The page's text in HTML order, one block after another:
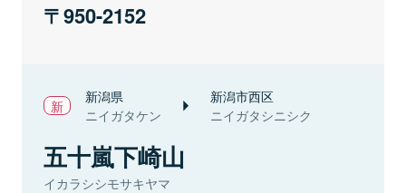
950-2152
新潟県
ニイガタケン
新潟市西区
ニイガタシニシク
五十嵐下崎山
イカラシシモサキヤマ